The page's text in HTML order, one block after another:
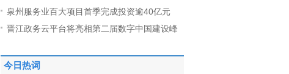
泉州服务业百大项目首季完成投资逾40亿元
晋江政务云平台将亮相第二届数字中国建设峰
今日热词